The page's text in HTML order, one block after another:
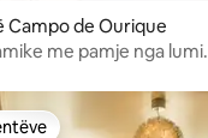
de Ourique
me pamje nga lumi.